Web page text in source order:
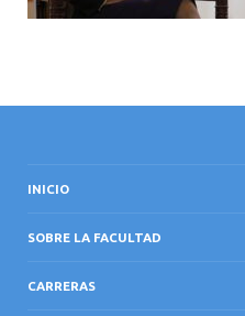
INICIO
SOBRE LA FACULTAD
CARRERAS